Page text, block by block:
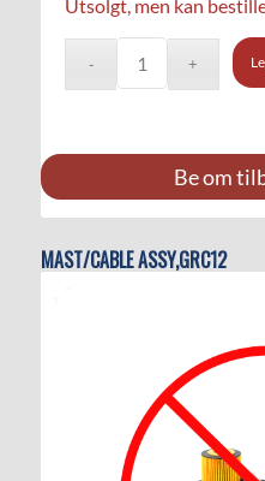
Utsolgt, men kan
Be om
MAST/CABLE ASSY,GRC12